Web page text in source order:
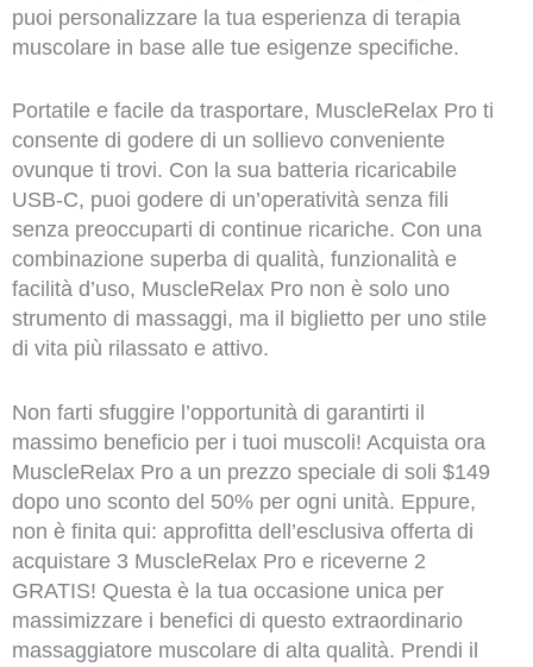
puoi personalizzare la tua esperienza di terapia
muscolare in base alle tue esigenze specifiche.
Portatile e facile da trasportare, MuscleRelax Pro ti
consente di godere di un sollievo conveniente
ovunque ti trovi. Con la sua batteria ricaricabile
USB-C, puoi godere di un’operatività senza fili
senza preoccuparti di continue ricariche. Con una
combinazione superba di qualità, funzionalità e
facilità d’uso, MuscleRelax Pro non è solo uno
strumento di massaggi, ma il biglietto per uno stile
di vita più rilassato e attivo.
Non farti sfuggire l’opportunità di garantirti il
massimo beneficio per i tuoi muscoli! Acquista ora
MuscleRelax Pro a un prezzo speciale di soli $149
dopo uno sconto del 50% per ogni unità. Eppure,
non è finita qui: approfitta dell’esclusiva offerta di
acquistare 3 MuscleRelax Pro e riceverne 2
GRATIS! Questa è la tua occasione unica per
massimizzare i benefici di questo extraordinario
massaggiatore muscolare di alta qualità. Prendi il